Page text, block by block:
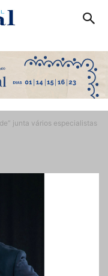
junta vários especialistas